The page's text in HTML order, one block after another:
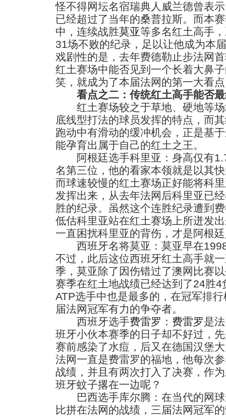
怪不得网坛名宿瑞典人威兰德曾表
已经超过了当年的桑普拉斯。而本
中，连续战胜莫亚等多名红土高手
31场不败的纪录，足以让他成为本
戏剧性的是，去年费德勒止步法网
红土赛场中能否见到一个长着大鼻
笑，就成为了本届法网的第一大看
看点之二：传统红土高手能否
红土赛场较之于草地、硬地等场
底线型打法的球员发挥的特点，而
跑动中有滑动的缓冲机会，正是基
能孕育出属于自己的红土之王。
阿根廷选手科里亚：身高仅有
名第三位，他的看家本领就是以其
而球速较慢的红土赛场正好能将科
发挥出来，从去年法网后科里亚已
胜的纪录。虽然这个连胜纪录遭到
低估科里亚站在红土赛场上所迸发
一直困扰科里亚的背伤，才是阿根
西班牙名将莫亚：莫亚早在1998
不过，此后这位西班牙红土高手就
季，莫亚除了因伤错过了澳网比赛
赛季在红土地战绩已经达到了24胜
ATP选手中也是最多的，在冠军排
届法网冠军有力的争夺者。
西班牙选手费雷罗 ： 费雷罗是
班牙小伙本赛季的日子却不好过，
赛前感染了水痘，后又在德国汉堡
法网一直是费雷罗的福地，他每次
战绩，并且有两次打入了决赛，作
班牙蚊子撂在一边呢？
巴西选手库尔腾：在当代的网球
比拼在法网的战绩，三届法网冠军